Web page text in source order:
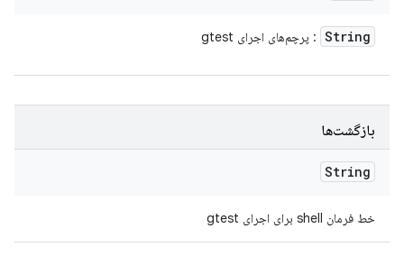
String : پرچم‌های اجرای gtest
بازگشت‌ها
String
خط فرمان shell برای اجرای gtest